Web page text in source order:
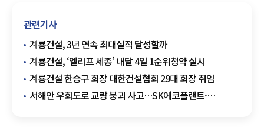
관련기사
계룡건설, 3년 연속 최대실적 달성할까
계룡건설, ‘엘리프 세종’ 내달 4일 1순위청약 실시
계룡건설 한승구 회장 대한건설협회 29대 회장 취임
서해안 우회도로 교량 붕괴 사고…SK에코플랜트·